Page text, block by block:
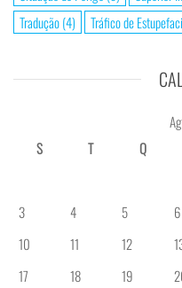
Tradução(4) Tráfico de
S
T Q
3
4 5 6
10
11 12
17
18 19